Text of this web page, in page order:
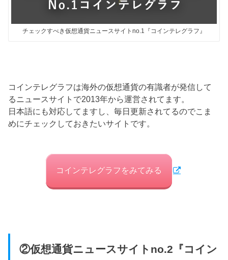
チェックすべき仮想通貨ニュースサイトno.1『コインテレグラフ』
コインテレグラフは海外の仮想通貨の有識者が発信して
るニュースサイトで2013年から運営されてます。
日本語にも対応してますし、毎日更新されてるのでこま
めにチェックしておきたいサイトです。
コインテレグラフをみてみる
②仮想通貨ニュースサイトno.2『コイン